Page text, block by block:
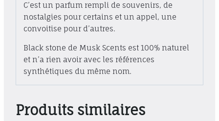
C’est un parfum rempli de souvenirs, de
nostalgies pour certains et un appel, une
convoitise pour d’autres.
Black stone de Musk Scents est 100% naturel
et n’a rien avoir avec les références
synthétiques du même nom.
Produits similaires